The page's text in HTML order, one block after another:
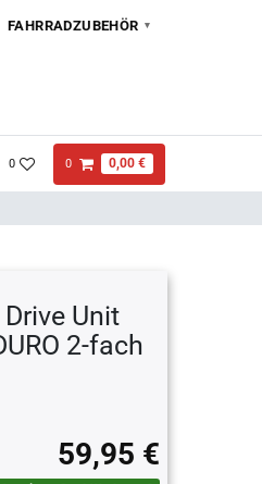
FAHRRADZUBEHÖR
0 0 0,00 €
Unit
2-fach
59,95 €